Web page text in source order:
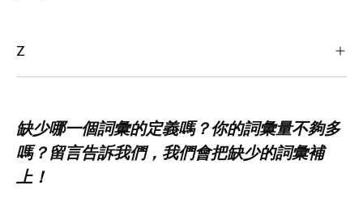
Z
缺少哪一個詞彙的定義嗎？你的詞彙量不夠多
嗎？留言告訴我們，我們會把缺少的詞彙補
上！